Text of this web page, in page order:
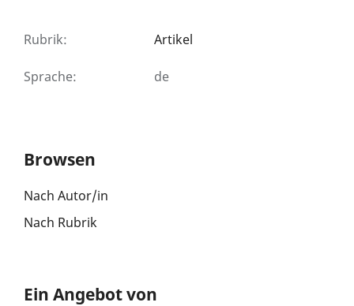
Rubrik: Artikel
Sprache: de
Browsen
Nach Autor/in
Nach Rubrik
Ein Angebot von